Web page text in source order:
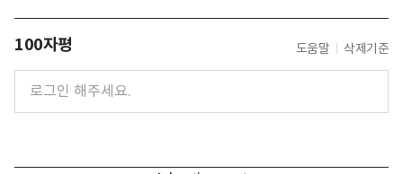
100자평 도움말 삭제기준